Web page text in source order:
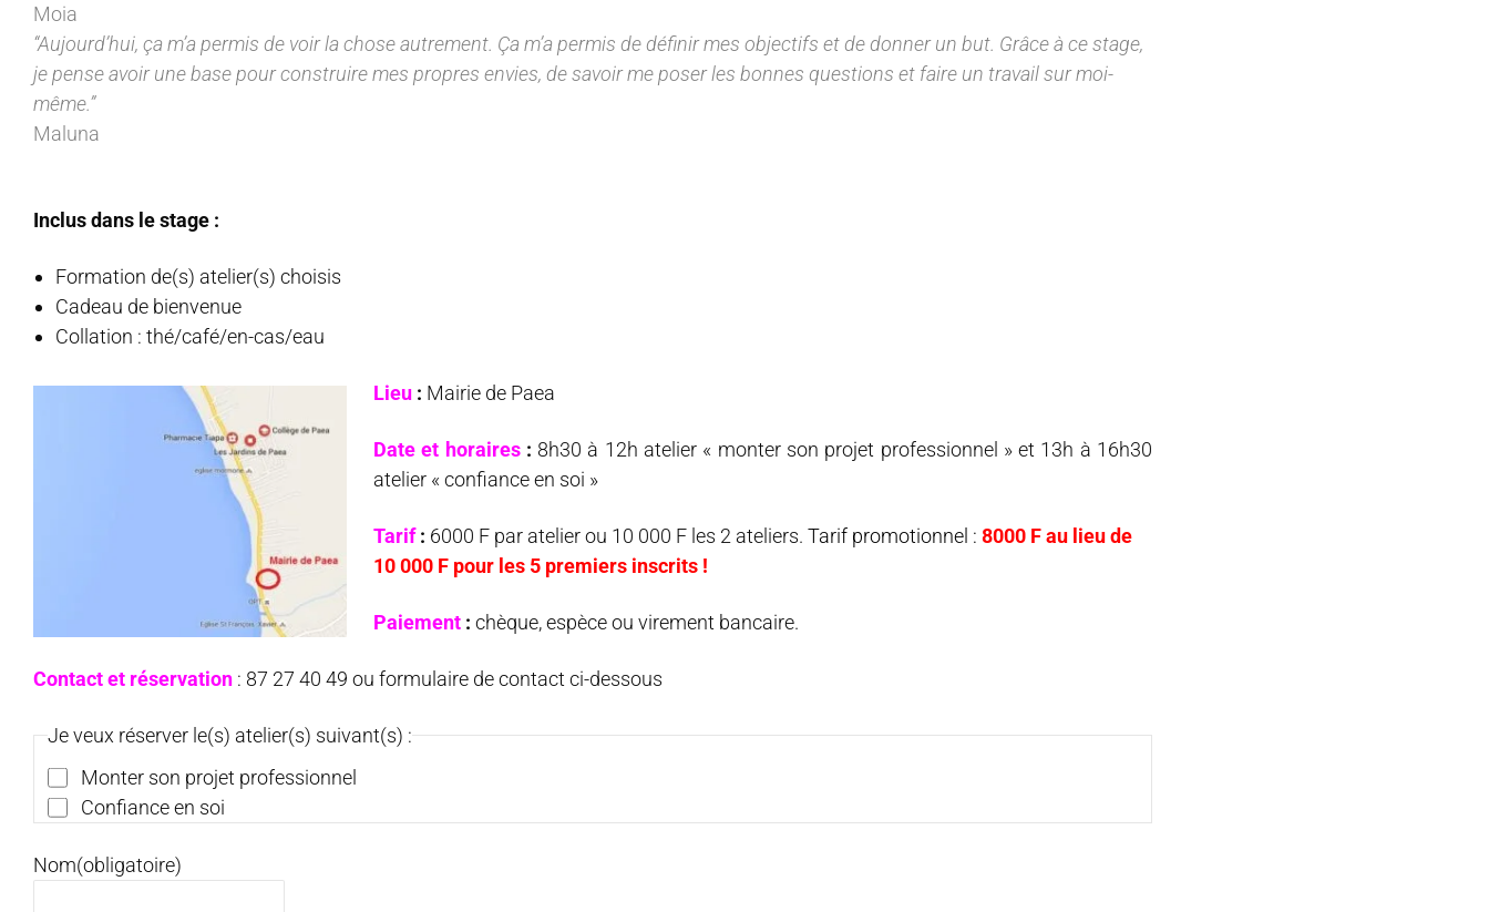
Moia
“Aujourd’hui, ça m’a permis de voir la chose autrement. Ça m’a permis de définir mes objectifs et de donner un but. Grâce à ce stage,
je pense avoir une base pour construire mes propres envies, de savoir me poser les bonnes questions et faire un travail sur moi-
même.”
Maluna
Inclus dans le stage :
Formation de(s) atelier(s) choisis
Cadeau de bienvenue
Collation : thé/café/en-cas/eau
Lieu : Mairie de Paea
Date et horaires: 8h30 à 12h atelier « monter son projet professionnel » et 13h à 16h30
atelier « confiance en soi »
Tarif: 6000 F par atelier ou 10 000 F les 2 ateliers. Tarif promotionnel : 8000 F au lieu de
10 000 F pour les 5 premiers inscrits !
Paiement : chèque, espèce ou virement bancaire.
Contact et réservation : 87 27 40 49 ou formulaire de contact ci-dessous
Je veux réserver le(s) atelier(s) suivant(s) :
Monter son projet professionnel
Confiance en soi
Nom(obligatoire)